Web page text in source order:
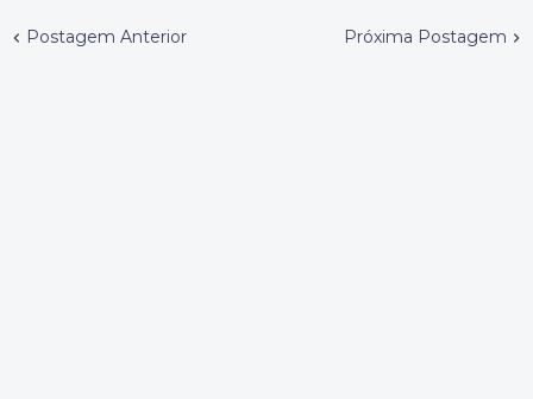
Postagem Anterior Próxima Postagem